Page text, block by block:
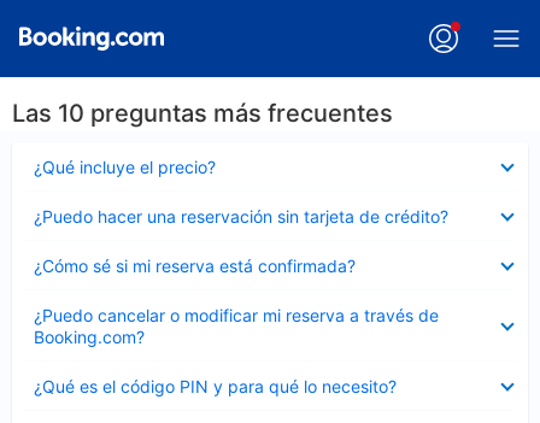
Las 10 preguntas más frecuentes
¿Qué incluye el precio?
cerrado
¿Puedo hacer una reservación sin tarjeta de crédito?
cerrado
¿Cómo sé si mi reserva está confirmada?
cerrado
¿Puedo cancelar o modificar mi reserva a través de
Booking.com?
cerrado
¿Qué es el código PIN y para qué lo necesito?
cerrado